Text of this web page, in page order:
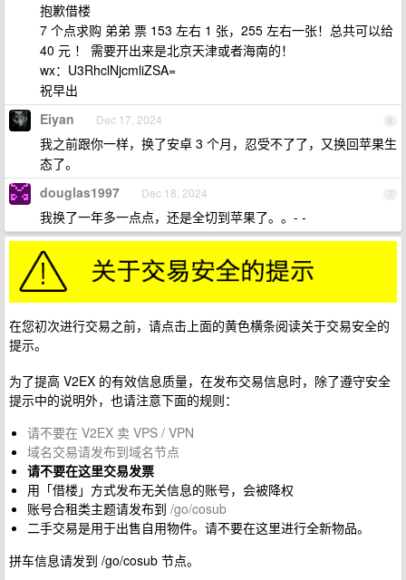
抱歉借楼
7 个点求购 弟弟 票 153 左右 1 张，255 左右一张！总共可以给
40 元 ！ 需要开出来是北京天津或者海南的！
wx：U3RhclNjcmliZSA=
祝早出
6
Eiyan Dec 17, 2024
我之前跟你一样，换了安卓 3 个月，忍受不了了，又换回苹果生
态了。
7
douglas1997 Dec 18, 2024
我换了一年多一点点，还是全切到苹果了。。- -
在您初次进行交易之前，请点击上面的黄色横条阅读关于交易安全的
提示。
为了提高 V2EX 的有效信息质量，在发布交易信息时，除了遵守安全
提示中的说明外，也请注意下面的规则：
请不要在 V2EX 卖 VPS / VPN
域名交易请发布到域名节点
请不要在这里交易发票
用「借楼」方式发布无关信息的账号，会被降权
账号合租类主题请发布到 /go/cosub
二手交易是用于出售自用物件。请不要在这里进行全新物品。
拼车信息请发到 /go/cosub 节点。